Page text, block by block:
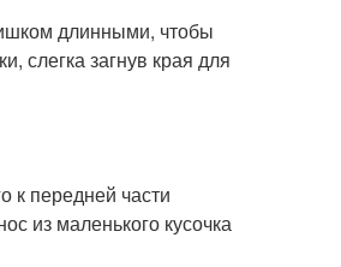
длинными, чтобы
слегка загнув края для
к передней части
из маленького кусочка